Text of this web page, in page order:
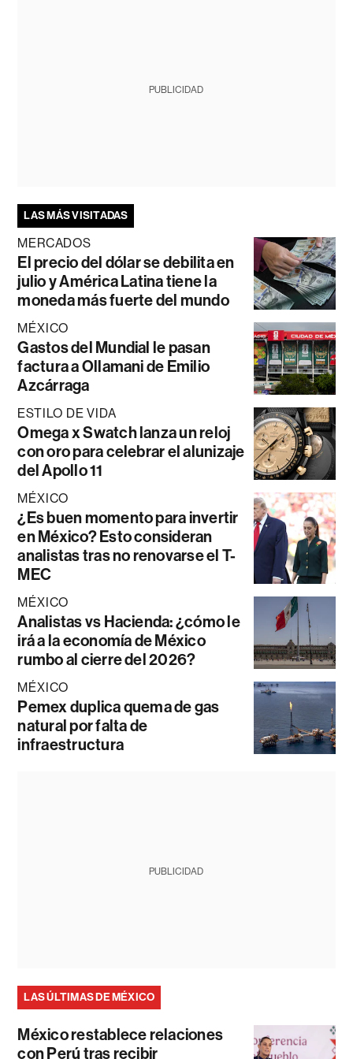
PUBLICIDAD
LAS MÁS VISITADAS
MERCADOS
El precio del dólar se debilita en
julio y América Latina tiene la
moneda más fuerte del mundo
MÉXICO
Gastos del Mundial le pasan
factura a Ollamani de Emilio
Azcárraga
ESTILO DE VIDA
Omega x Swatch lanza un reloj
con oro para celebrar el alunizaje
del Apollo 11
MÉXICO
¿Es buen momento para invertir
en México? Esto consideran
analistas tras no renovarse el T-
MEC
MÉXICO
Analistas vs Hacienda: ¿cómo le
irá a la economía de México
rumbo al cierre del 2026?
MÉXICO
Pemex duplica quema de gas
natural por falta de
infraestructura
PUBLICIDAD
LAS ÚLTIMAS DE MÉXICO
México restablece relaciones
con Perú tras recibir